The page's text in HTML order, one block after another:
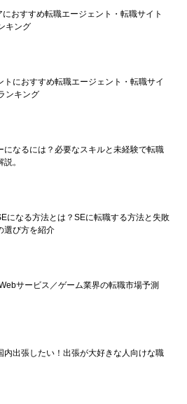
におすすめ転職エージェント・転職サイト
キング
トにおすすめ転職エージェント・転職サイ
ンキング
になるには？必要なスキルと未経験で転職
。
になる方法とは？SEに転職する方法と失敗
選び方を紹介
サービス／ゲーム業界の転職市場予測
内出張したい！出張が大好きな人向けな職